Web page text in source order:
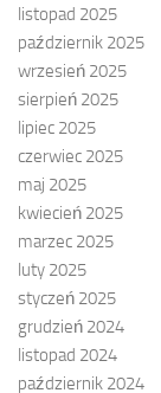
listopad 2025
październik 2025
wrzesień 2025
sierpień 2025
lipiec 2025
czerwiec 2025
maj 2025
kwiecień 2025
marzec 2025
luty 2025
styczeń 2025
grudzień 2024
listopad 2024
październik 2024